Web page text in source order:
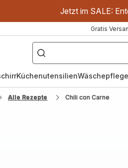
Jetzt im SALE:
Gratis
["OptiGrill","Easy
Fry","Pfanne"]
KüchenutensilienWäschepflege
Alle Rezepte Chili con Carne